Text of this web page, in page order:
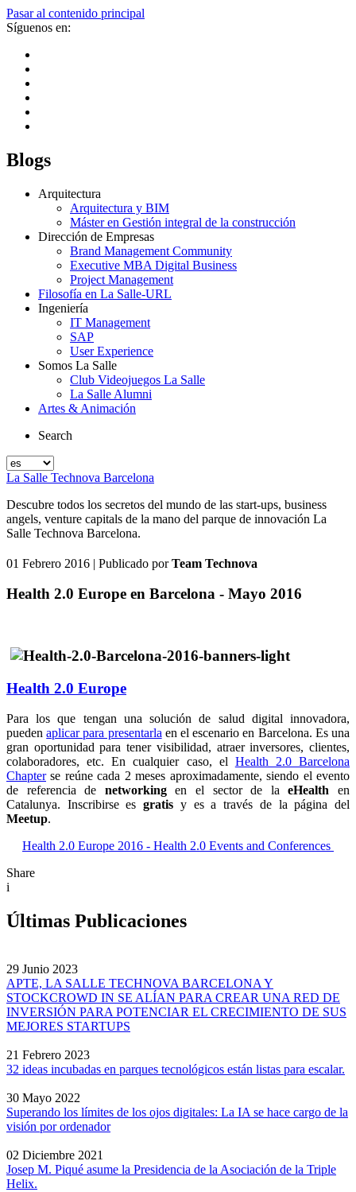
Pasar al contenido principal
Síguenos en:
Blogs
Arquitectura
Arquitectura y BIM
Máster en Gestión integral de la construcción
Dirección de Empresas
Brand Management Community
Executive MBA Digital Business
Project Management
Filosofía en La Salle-URL
Ingeniería
IT Management
SAP
User Experience
Somos La Salle
Club Videojuegos La Salle
La Salle Alumni
Artes & Animación
Search
La Salle Technova Barcelona
Descubre todos los secretos del mundo de las start-ups, business
angels, venture capitals de la mano del parque de innovación La
Salle Technova Barcelona.
01 Febrero 2016 | Publicado porTeam Technova
Health 2.0 Europe en Barcelona - Mayo 2016
Health 2.0 Europe
Para los que tengan una solución de salud digital innovadora,
puedenaplicar para presentarla en el escenario en Barcelona. Es una
gran oportunidad para tener visibilidad, atraer inversores, clientes,
colaboradores, etc. En cualquier caso, el Health 2.0 Barcelona
Chapterse reúne cada 2 meses aproximadamente, siendo el evento
de referencia de networkingen el sector de laeHealth en
Catalunya. Inscribirse esgratis y es a través de la página del
Meetup.
Health 2.0 Europe 2016 - Health 2.0 Events and Conferences
Share
i
Últimas Publicaciones
29 Junio 2023
APTE, LA SALLE TECHNOVA BARCELONA Y
STOCKCROWD IN SE ALÍAN PARA CREAR UNA RED DE
INVERSIÓN PARA POTENCIAR EL CRECIMIENTO DE SUS
MEJORES STARTUPS
21 Febrero 2023
32 ideas incubadas en parques tecnológicos están listas para escalar.
30 Mayo 2022
Superando los límites de los ojos digitales: La IA se hace cargo de la
visión por ordenador
02 Diciembre 2021
Josep M. Piqué asume la Presidencia de la Asociación de la Triple
Helix.